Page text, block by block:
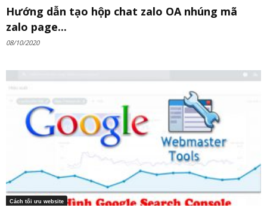
Hướng dẫn tạo hộp chat zalo OA nhúng mã
zalo page...
08/10/2020
Cách tối ưu website